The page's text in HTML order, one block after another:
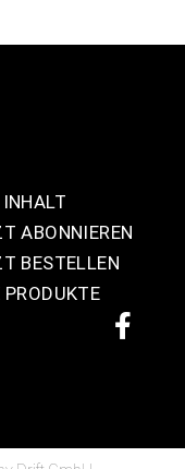
ABONNIEREN
BESTELLEN
PRODUKTE